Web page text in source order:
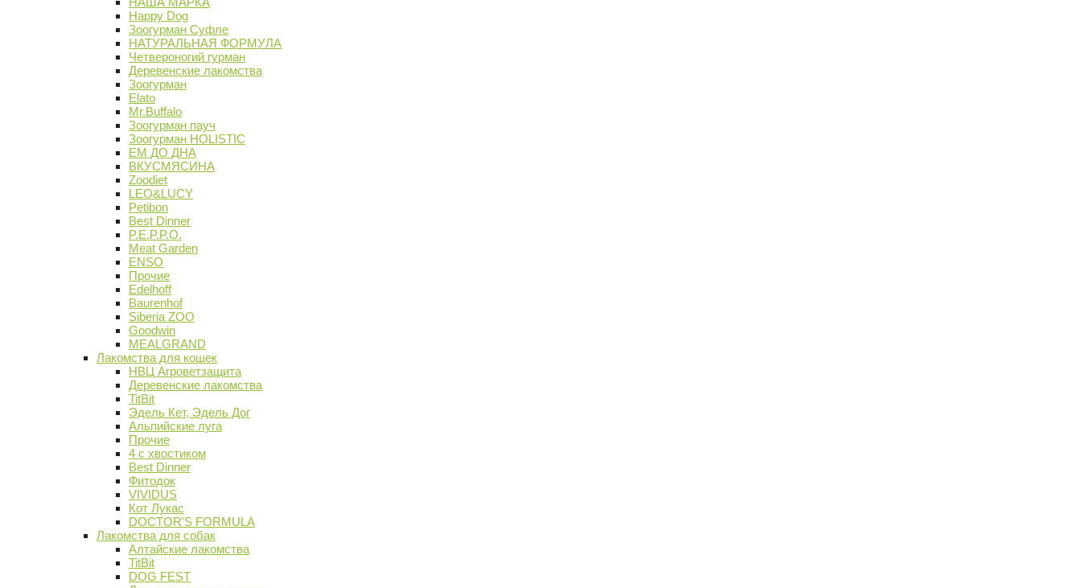
Happy Dog
Зоогурман Суфле
НАТУРАЛЬНАЯ ФОРМУЛА
Четвероногий гурман
Деревенские лакомства
Зоогурман
Elato
Mr.Buffalo
Зоогурман пауч
Зоогурман HOLISTIC
ЕМ ДО ДНА
ВКУСМЯСИНА
Zoodiet
LEO&LUCY
Petibon
Best Dinner
P.E.P.P.O.
Meat Garden
ENSO
Прочие
Edelhoff
Baurenhof
Siberia ZOO
Goodwin
MEALGRAND
Лакомства для кошек
НВЦ Агроветзащита
Деревенские лакомства
TitBit
Эдель Кет, Эдель Дог
Альпийские луга
Прочие
4 с хвостиком
Best Dinner
Фитодок
VIVIDUS
Кот Лукас
DOCTOR'S FORMULA
Лакомства для собак
Алтайские лакомства
TitBit
DOG FEST